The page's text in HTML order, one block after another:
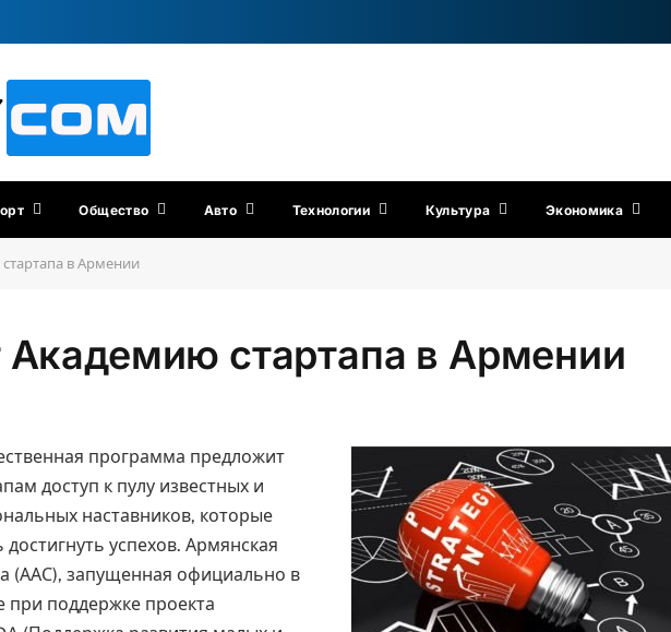
Общество Авто Технологии Культура Экономика
в Армении
Академию стартапа в Армении
программа предложит
доступ к пулу известных и
наставников, которые
успехов. Армянская
(ААС), запущенная официально в
при поддержке проекта